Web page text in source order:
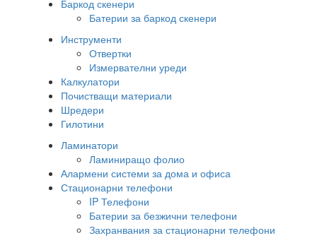
Баркод скенери
Батерии за баркод скенери
Инструменти
Отвертки
Измервателни уреди
Калкулатори
Почистващи материали
Шредери
Гилотини
Ламинатори
Ламиниращо фолио
Алармени системи за дома и офиса
Стационарни телефони
IP Телефони
Батерии за безжични телефони
Захранвания за стационарни телефони